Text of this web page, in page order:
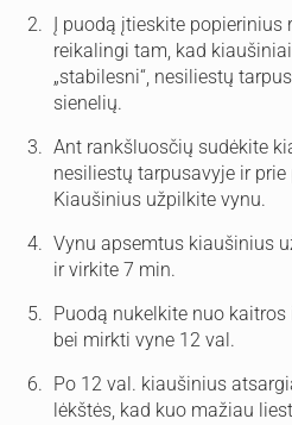
Į puodą įtieskite
reikalingi tam, kad
„stabilesni“, nesiliestų
sienelių.
Ant rankšluosčių sudėkite
nesiliestų tarpusavyje ir prie
Kiaušinius užpilkite vynu.
Vynu apsemtus kiaušinius
ir virkite 7 min.
Puodą nukelkite nuo
bei mirkti vyne 12 val.
Po 12 val. kiaušinius
lėkštės, kad kuo mažiau